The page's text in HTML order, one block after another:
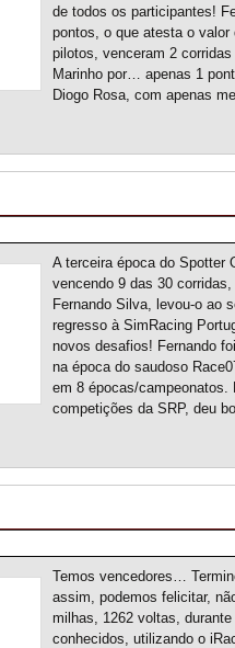
de todos os participantes!
pontos, o que atesta o
pilotos, venceram 2
Marinho por… apenas 1
Diogo Rosa, com apenas
A terceira época do Spotter
vencendo 9 das 30
Fernando Silva, levou-o ao
regresso à SimRacing
novos desafios! Fernando
na época do saudoso
em 8 épocas/
competições da SRP, deu
Temos vencedores…
assim, podemos felicitar,
milhas, 1262 voltas,
conhecidos, utilizando o